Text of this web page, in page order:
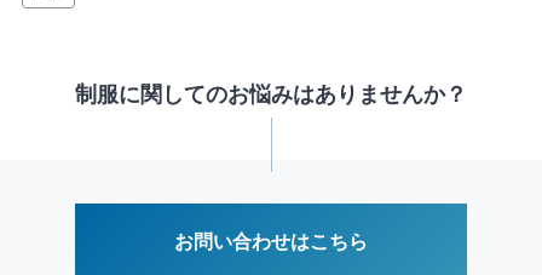
制服に関してのお悩みはありませんか？
お問い合わせはこちら